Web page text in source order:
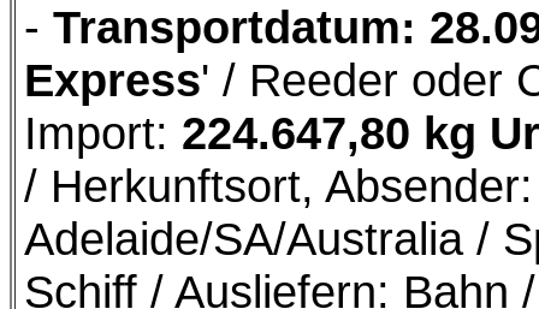
- Transportdatum:
Express' / Reeder oder
Import: 224.647,80 kg
/ Herkunftsort,
Adelaide/SA/Australia /
Schiff / Ausliefern: Bahn